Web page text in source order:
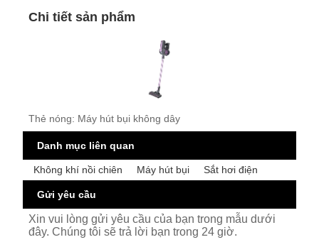
Chi tiết sản phẩm
Thẻ nóng: Máy hút bụi không dây
Danh mục liên quan
Không khí nồi chiên Máy hút bụi Sắt hơi điện
Gửi yêu cầu
Xin vui lòng gửi yêu cầu của bạn trong mẫu dưới
đây. Chúng tôi sẽ trả lời bạn trong 24 giờ.